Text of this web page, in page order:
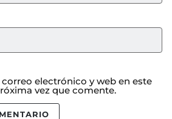
electrónico y web en este
vez que comente.